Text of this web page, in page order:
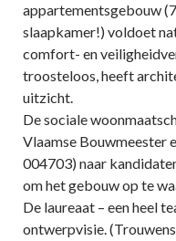
appartementsgebouw
slaapkamer!) voldoet
comfort- en
troosteloos, heeft
uitzicht.
De sociale
Vlaamse Bouwmeester
004703) naar
om het gebouw op te
De laureaat – een heel
ontwerpvisie.